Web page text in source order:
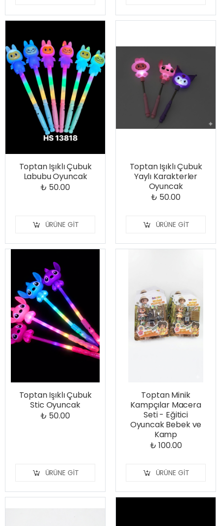
Toptan Işıklı Çubuk
Labubu Oyuncak
₺ 50.00
ÜRÜNE GIT
Toptan Işıklı Çubuk
Yaylı Karakterler
Oyuncak
₺ 50.00
ÜRÜNE GIT
Toptan Işıklı Çubuk
Stic Oyuncak
₺ 50.00
ÜRÜNE GIT
Toptan Minik
Kampçılar Macera
Seti - Eğitici
Oyuncak Bebek ve
Kamp
₺ 100.00
ÜRÜNE GIT